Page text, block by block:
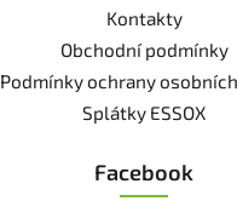
Kontakty
Obchodní podmínky
Podmínky ochrany
Splátky ESSOX
Facebook